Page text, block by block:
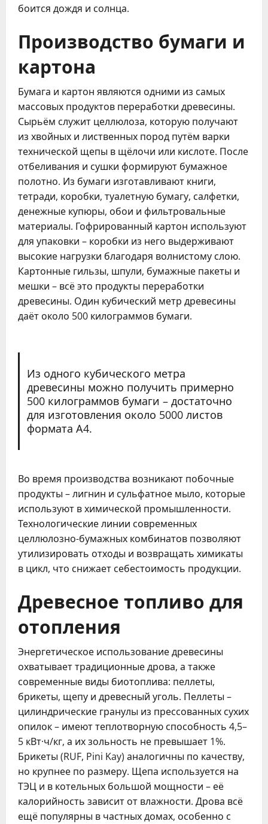
боится дождя и солнца.
Производство бумаги и
картона
Бумага и картон являются одними из самых
массовых продуктов переработки древесины.
Сырьём служит целлюлоза, которую получают
из хвойных и лиственных пород путём варки
технической щепы в щёлочи или кислоте. После
отбеливания и сушки формируют бумажное
полотно. Из бумаги изготавливают книги,
тетради, коробки, туалетную бумагу, салфетки,
денежные купюры, обои и фильтровальные
материалы. Гофрированный картон используют
для упаковки – коробки из него выдерживают
высокие нагрузки благодаря волнистому слою.
Картонные гильзы, шпули, бумажные пакеты и
мешки – всё это продукты переработки
древесины. Один кубический метр древесины
даёт около 500 килограммов бумаги.
Из одного кубического метра
древесины можно получить примерно
500 килограммов бумаги – достаточно
для изготовления около 5000 листов
формата А4.
Во время производства возникают побочные
продукты – лигнин и сульфатное мыло, которые
используют в химической промышленности.
Технологические линии современных
целлюлозно-бумажных комбинатов позволяют
утилизировать отходы и возвращать химикаты
в цикл, что снижает себестоимость продукции.
Древесное топливо для
отопления
Энергетическое использование древесины
охватывает традиционные дрова, а также
современные виды биотоплива: пеллеты,
брикеты, щепу и древесный уголь. Пеллеты –
цилиндрические гранулы из прессованных сухих
опилок – имеют теплотворную способность 4,5–
5 кВт·ч/кг, а их зольность не превышает 1%.
Брикеты (RUF, Pini Kay) аналогичны по качеству,
но крупнее по размеру. Щепа используется на
ТЭЦ и в котельных большой мощности – её
калорийность зависит от влажности. Дрова всё
ещё популярны в частных домах, особенно с